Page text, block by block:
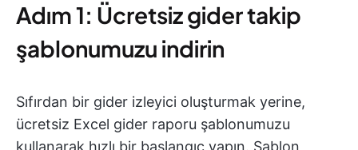
Adım 1: Ücretsiz gider takip
şablonumuzu indirin
Sıfırdan bir gider izleyici oluşturmak yerine,
ücretsiz Excel gider raporu şablonumuzu
kullanarak hızlı bir başlangıç yapın. Şablon,